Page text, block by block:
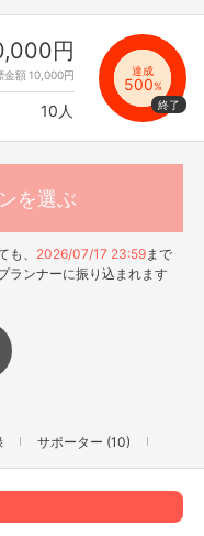
円
金額 10,000円 達成
500%
10人
を選ぶ
、 2026/07/17 23:59まで
ランナーに振り込まれます
サポーター (10)